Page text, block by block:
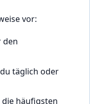
vor:
den
täglich oder
die häufigsten